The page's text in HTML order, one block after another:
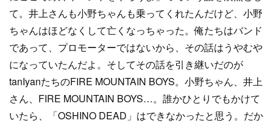
て。井上さんも小野ちゃんも乗ってくれたんだけど、小野
ちゃんはほどなくして亡くなっちゃった。俺たちはバンド
であって、プロモーターではないから、その話はうやむや
になっていたんだよ。そしてその話を引き継いだのが
tanIyanたちのFIRE MOUNTAIN BOYS。小野ちゃん、井上
さん、FIRE MOUNTAIN BOYS…。誰かひとりでもかけて
いたら、「OSHINO DEAD」はできなかったと思う。だか